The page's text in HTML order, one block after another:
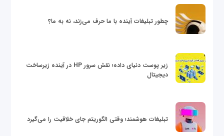
چطور تبلیغات آینده با ما حرف می‌زند، نه به ما؟
زیر پوست دنیای داده؛ نقش سرور HP در آینده زیرساخت
دیجیتال
تبلیغات هوشمند؛ وقتی الگوریتم جای خلاقیت را می‌گیرد